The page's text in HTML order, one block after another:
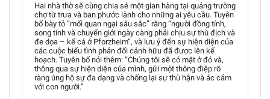
Hai nhà thờ sẽ cùng chia sẻ một gian hàng tại quảng trường
chợ từ trưa và ban phước lành cho những ai yêu cầu. Tuyên
bố bày tỏ “mối quan ngại sâu sắc” rằng “người đồng tính,
song tính và chuyển giới ngày càng phải chịu sự thù địch và
đe dọa – kể cả ở Pforzheim”, và lưu ý đến sự hiện diện của
các cuộc biểu tình phản đối cánh hữu đã được lên kế
hoạch. Tuyên bố nói thêm: “Chúng tôi sẽ có mặt ở đó và,
thông qua sự hiện diện của mình, gửi một thông điệp rõ
ràng ủng hộ sự đa dạng và chống lại sự thù hận và ác cảm
với con người.”